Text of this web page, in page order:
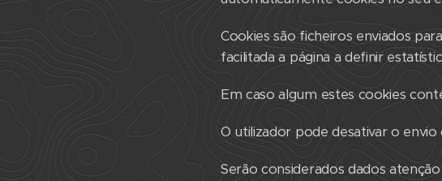
Cookies são ficheiros enviados
facilitada a página a definir
Em caso algum estes cookies
O utilizador pode desativar o
Serão considerados dados